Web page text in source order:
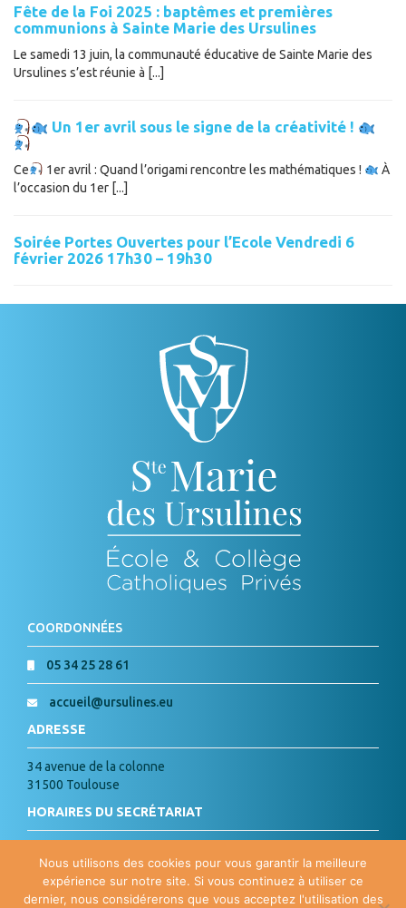
Fête de la Foi 2025 : baptêmes et premières
communions à Sainte Marie des Ursulines
Le samedi 13 juin, la communauté éducative de Sainte Marie des
Ursulines s’est réunie à [...]
Un 1er avril sous le signe de la créativité !
Ce 1er avril : Quand l’origami rencontre les mathématiques !
À
l’occasion du 1er [...]
Soirée Portes Ouvertes pour l’Ecole Vendredi 6
février 2026 17h30 – 19h30
COORDONNÉES
05 34 25 28 61
accueil@ursulines.eu
ADRESSE
34 avenue de la colonne
31500 Toulouse
HORAIRES DU SECRÉTARIAT
de 8h à 18h
Mercredi : de 8h à 15h
Nous utilisons des cookies pour vous garantir la meilleure
expérience sur notre site. Si vous continuez à utiliser ce
dernier, nous considérerons que vous acceptez l'utilisation des